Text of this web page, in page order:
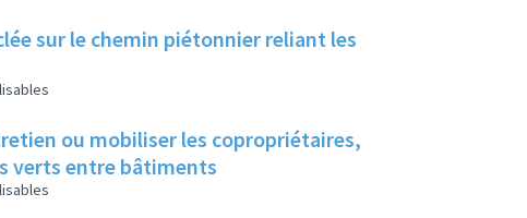
sur le chemin piétonnier reliant les
ou mobiliser les copropriétaires,
verts entre bâtiments